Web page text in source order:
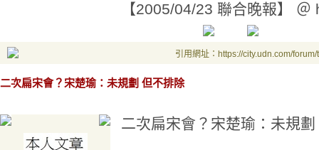
【2005/04/23 聯合晚報】
引用網址：https://city.udn.com/
二次扁宋會？宋楚瑜：未規劃 但不排除
二次扁宋會？宋楚瑜：未規